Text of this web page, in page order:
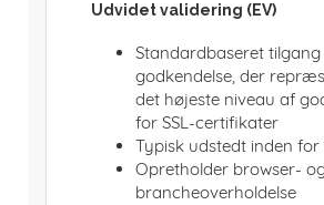
Udvidet validering (EV)
Standardbaseret tilgang
godkendelse, der
det højeste niveau af
for SSL-certifikater
Typisk udstedt inden for
Opretholder browser-
brancheoverholdelse